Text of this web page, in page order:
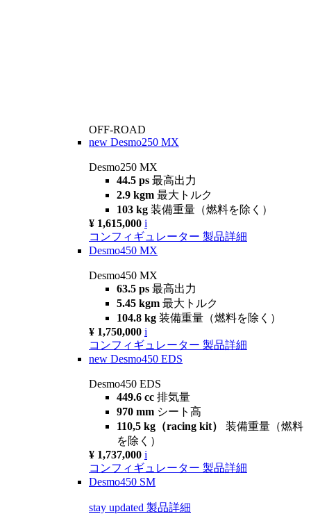
OFF-ROAD
new Desmo250 MX
Desmo250 MX
44.5 ps 最高出力
2.9 kgm 最大トルク
103 kg 装備重量（燃料を除く）
¥ 1,615,000 i
コンフィギュレーター 製品詳細
Desmo450 MX
Desmo450 MX
63.5 ps 最高出力
5.45 kgm 最大トルク
104.8 kg 装備重量（燃料を除く）
¥ 1,750,000 i
コンフィギュレーター 製品詳細
new Desmo450 EDS
Desmo450 EDS
449.6 cc 排気量
970 mm シート高
110,5 kg（racing kit） 装備重量（燃料
を除く）
¥ 1,737,000 i
コンフィギュレーター 製品詳細
Desmo450 SM
stay updated 製品詳細